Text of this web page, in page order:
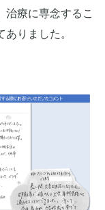
治療に専念するこ
りました。